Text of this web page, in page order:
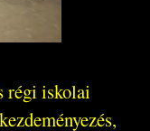
régi iskolai